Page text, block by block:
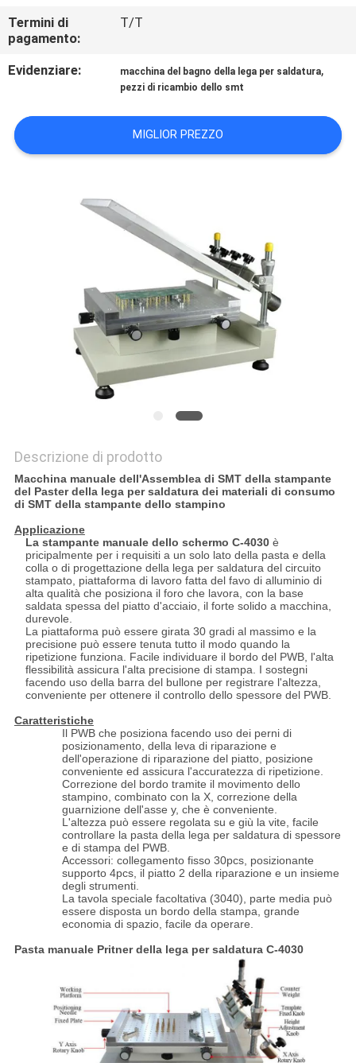
CITAZIONE
DEL
SITO
Termini di
pagamento:
T/T
Evidenziare: macchina del bagno della lega per saldatura,
pezzi di ricambio dello smt
MIGLIOR PREZZO
Descrizione di prodotto
Macchina manuale dell'Assemblea di SMT della stampante
del Paster della lega per saldatura dei materiali di consumo
di SMT della stampante dello stampino
Applicazione
La stampante manuale dello schermo C-4030è
pricipalmente per i requisiti a un solo lato della pasta e della
colla o di progettazione della lega per saldatura del circuito
stampato, piattaforma di lavoro fatta del favo di alluminio di
alta qualità che posiziona il foro che lavora, con la base
saldata spessa del piatto d'acciaio, il forte solido a macchina,
durevole.
La piattaforma può essere girata 30 gradi al massimo e la
precisione può essere tenuta tutto il modo quando la
ripetizione funziona. Facile individuare il bordo del PWB, l'alta
flessibilità assicura l'alta precisione di stampa. I sostegni
facendo uso della barra del bullone per registrare l'altezza,
conveniente per ottenere il controllo dello spessore del PWB.
Caratteristiche
Il PWB che posiziona facendo uso dei perni di
posizionamento, della leva di riparazione e
dell'operazione di riparazione del piatto, posizione
conveniente ed assicura l'accuratezza di ripetizione.
Correzione del bordo tramite il movimento dello
stampino, combinato con la X, correzione della
guarnizione dell'asse y, che è conveniente.
L'altezza può essere regolata su e giù la vite, facile
controllare la pasta della lega per saldatura di spessore
e di stampa del PWB.
Accessori: collegamento fisso 30pcs, posizionante
supporto 4pcs, il piatto 2 della riparazione e un insieme
degli strumenti.
La tavola speciale facoltativa (3040), parte media può
essere disposta un bordo della stampa, grande
economia di spazio, facile da operare.
Pasta manuale Pritner della lega per saldatura C-4030